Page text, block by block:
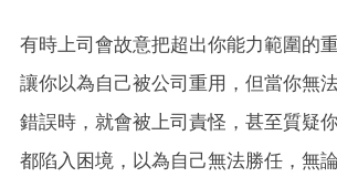
有時上司會故意把超出你能力範圍的
讓你以為自己被公司重用，但當你無
錯誤時，就會被上司責怪，甚至質疑
都陷入困境，以為自己無法勝任，無